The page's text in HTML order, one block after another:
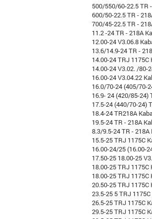
500/550/60-22.5 TR
600/50-22.5 TR -
700/45-22.5 TR -
11.2 -24 TR - 218A
12.00-24 V3.06.8
13.6/14.9-24 TR -
14.00-24 TRJ 1175C
14.00-24 V3.02. /80-
16.00-24 V3.04.22
16.0/70-24 (405/70-
16.9- 24 (420/85-24)
17.5-24 (440/70-24)
18.4-24 TR218A
19.5-24 TR - 218A
8.3/9.5-24 TR - 218A
15.5-25 TRJ 1175C
16.00-24/25 (16.00-
17.50-25 18.00-25
18.00-25 TRJ 1175C
18.00-25 TRJ 1175C
20.50-25 TRJ 1175C
23.5-25 5 TRJ
26.5-25 TRJ 1175C
29.5-25 TRJ 1175C